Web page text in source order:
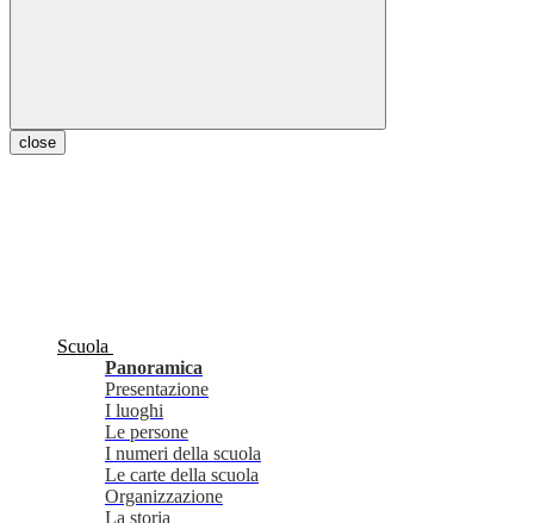
close
Scuola
Panoramica
Presentazione
I luoghi
Le persone
I numeri della scuola
Le carte della scuola
Organizzazione
La storia